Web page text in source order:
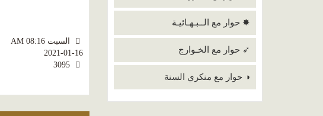
✸ حوار مع الــبـهـائيـة
➶ حوار مع الخـوارج
◑ حوار مع منكري السنة
السبت AM 08:16
2021-01-16
3095